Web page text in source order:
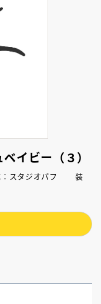
イビー（３）
：スタジオパフ 装